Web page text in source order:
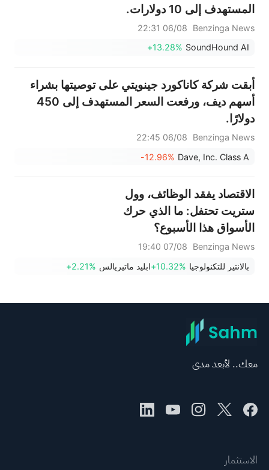
المستهدف إلى 10 دولارات.
Benzinga News
06/08 22:31
SoundHound AI
+13.28%
أبقت شركة كاناكورد جينويتي على توصيتها بشراء
أسهم ديف، ورفعت السعر المستهدف إلى 450
دولارًا.
Benzinga News
06/08 22:45
Dave, Inc. Class A
-12.96%
الاقتصاد يفقد الوظائف، وول
ستريت تحتفل: ما الذي حرك
الأسواق هذا الأسبوع؟
Benzinga News
07/08 19:40
بالانتير للتكنولوجيا +10.32%ابليد ماتيريالس +2.21%
معك.. لأبعد مدى
الاستثمار